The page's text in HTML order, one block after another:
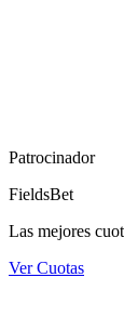
Patrocinador
FieldsBet
Las mejores
Ver Cuotas